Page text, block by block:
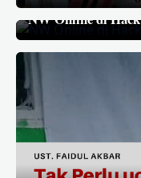
NW Online di Hack